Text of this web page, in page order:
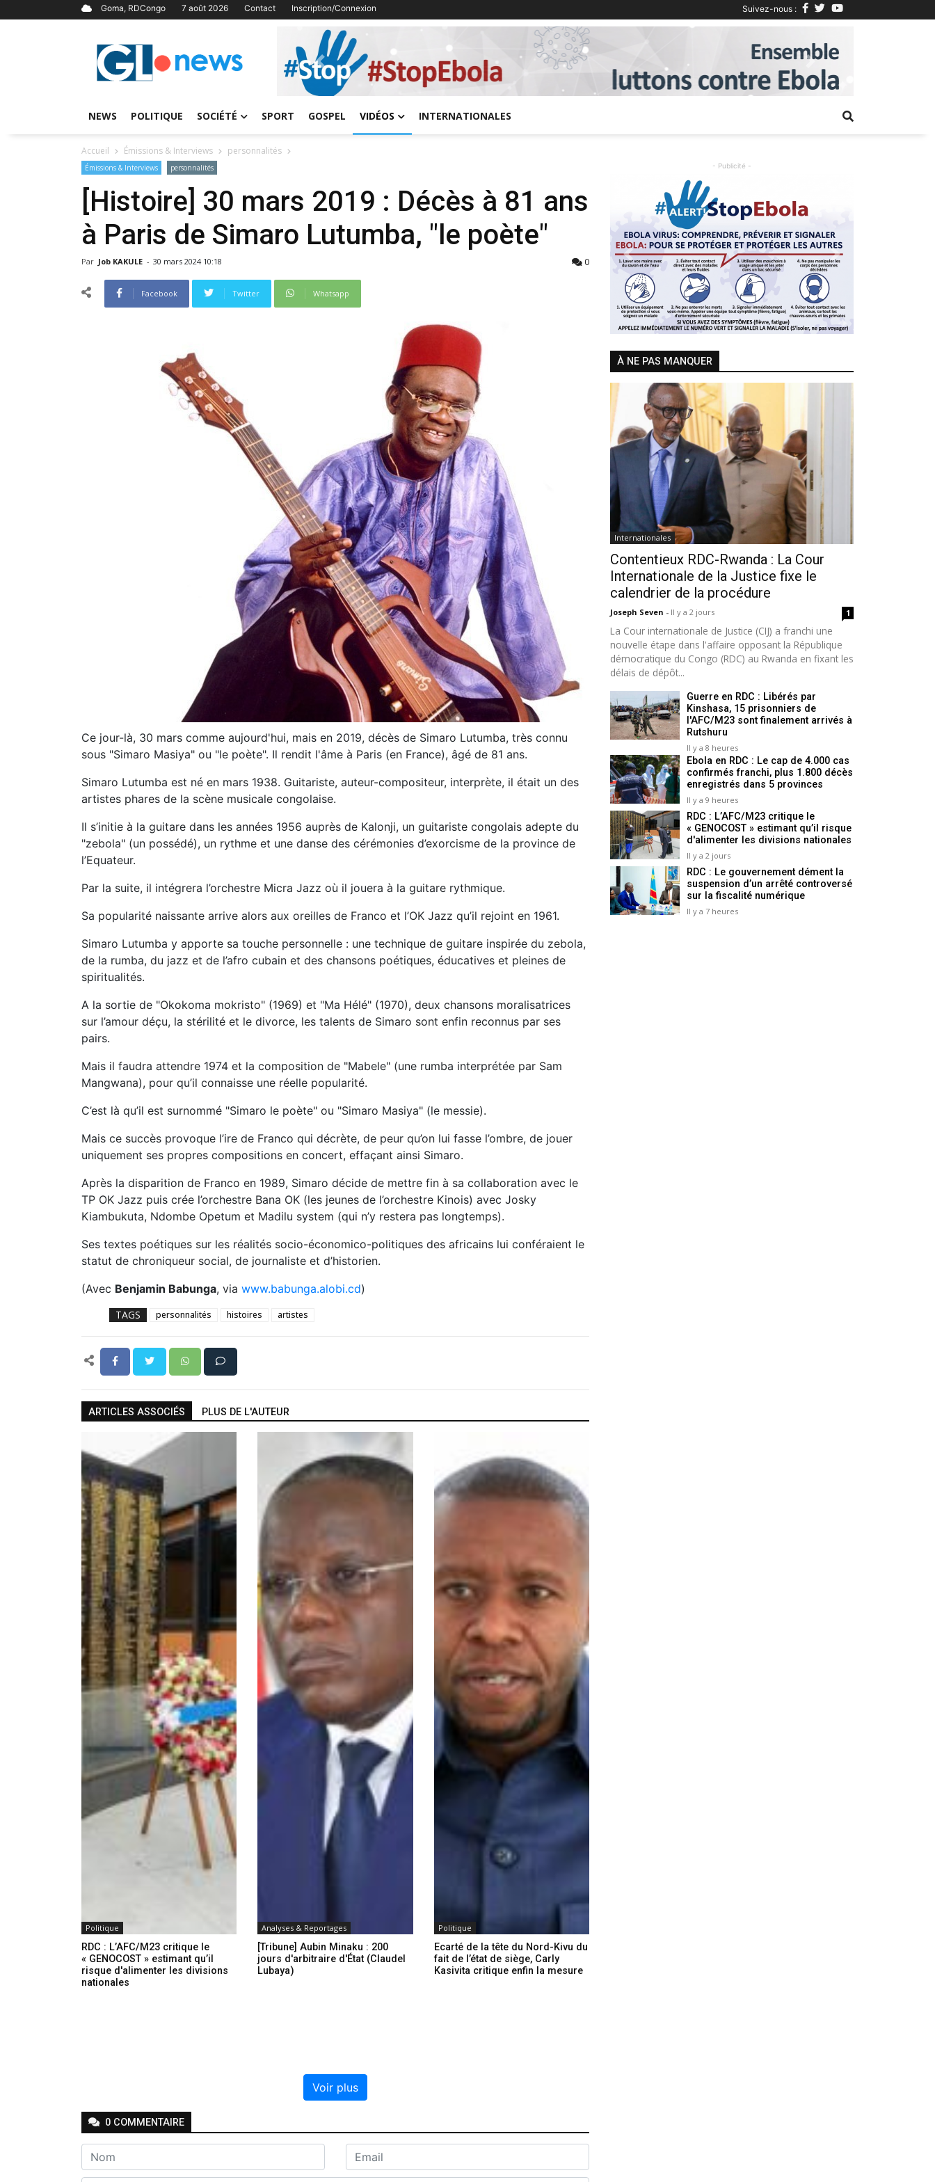
Goma, RDCongo 7 août 2026 Contact Inscription/Connexion Suivez-nous :
Previous Next
NEWS POLITIQUE SOCIÉTÉ SPORT GOSPEL VIDÉOS INTERNATIONALES
Accueil Émissions & Interviews personnalités
Émissions & Interviews personnalités
[Histoire] 30 mars 2019 : Décès à 81 ans
à Paris de Simaro Lutumba, "le poète"
Par Job KAKULE - 30 mars 2024 10:18 0
Facebook Twitter Whatsapp
Ce jour-là, 30 mars comme aujourd'hui, mais en 2019, décès de Simaro Lutumba, très connu
sous "Simaro Masiya" ou "le poète". Il rendit l'âme à Paris (en France), âgé de 81 ans.
Simaro Lutumba est né en mars 1938. Guitariste, auteur-compositeur, interprète, il était un des
artistes phares de la scène musicale congolaise.
Il s’initie à la guitare dans les années 1956 auprès de Kalonji, un guitariste congolais adepte du
"zebola" (un possédé), un rythme et une danse des cérémonies d’exorcisme de la province de
l’Equateur.
Par la suite, il intégrera l’orchestre Micra Jazz où il jouera à la guitare rythmique.
Sa popularité naissante arrive alors aux oreilles de Franco et l’OK Jazz qu’il rejoint en 1961.
Simaro Lutumba y apporte sa touche personnelle : une technique de guitare inspirée du zebola,
de la rumba, du jazz et de l’afro cubain et des chansons poétiques, éducatives et pleines de
spiritualités.
A la sortie de "Okokoma mokristo" (1969) et "Ma Hélé" (1970), deux chansons moralisatrices
sur l’amour déçu, la stérilité et le divorce, les talents de Simaro sont enfin reconnus par ses
pairs.
Mais il faudra attendre 1974 et la composition de "Mabele" (une rumba interprétée par Sam
Mangwana), pour qu’il connaisse une réelle popularité.
C’est là qu’il est surnommé "Simaro le poète" ou "Simaro Masiya" (le messie).
Mais ce succès provoque l’ire de Franco qui décrète, de peur qu’on lui fasse l’ombre, de jouer
uniquement ses propres compositions en concert, effaçant ainsi Simaro.
Après la disparition de Franco en 1989, Simaro décide de mettre fin à sa collaboration avec le
TP OK Jazz puis crée l’orchestre Bana OK (les jeunes de l’orchestre Kinois) avec Josky
Kiambukuta, Ndombe Opetum et Madilu system (qui n’y restera pas longtemps).
Ses textes poétiques sur les réalités socio-économico-politiques des africains lui conféraient le
statut de chroniqueur social, de journaliste et d’historien.
(Avec Benjamin Babunga, via www.babunga.alobi.cd)
TAGS personnalités histoires artistes
ARTICLES ASSOCIÉS PLUS DE L'AUTEUR
Politique
RDC : L’AFC/M23 critique le
« GENOCOST » estimant qu’il
risque d'alimenter les divisions
nationales
Analyses & Reportages
[Tribune] Aubin Minaku : 200
jours d'arbitraire d'État (Claudel
Lubaya)
Politique
Ecarté de la tête du Nord-Kivu du
fait de l’état de siège, Carly
Kasivita critique enfin la mesure
Voir plus
0 COMMENTAIRE
- Publicité -
Previous Next
À NE PAS MANQUER
Internationales
Contentieux RDC-Rwanda : La Cour
Internationale de la Justice fixe le
calendrier de la procédure
Joseph Seven - Il y a 2 jours 1
La Cour internationale de Justice (CIJ) a franchi une
nouvelle étape dans l'affaire opposant la République
démocratique du Congo (RDC) au Rwanda en fixant les
délais de dépôt...
Guerre en RDC : Libérés par
Kinshasa, 15 prisonniers de
l'AFC/M23 sont finalement arrivés à
Rutshuru
Il y a 8 heures
Ebola en RDC : Le cap de 4.000 cas
confirmés franchi, plus 1.800 décès
enregistrés dans 5 provinces
Il y a 9 heures
RDC : L’AFC/M23 critique le
« GENOCOST » estimant qu’il risque
d'alimenter les divisions nationales
Il y a 2 jours
RDC : Le gouvernement dément la
suspension d’un arrêté controversé
sur la fiscalité numérique
Il y a 7 heures